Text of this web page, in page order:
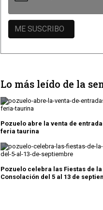
Lo más leído de la
Pozuelo abre la venta de
feria taurina
Pozuelo celebra las Fiestas de la
Consolación del 5 al 13 de